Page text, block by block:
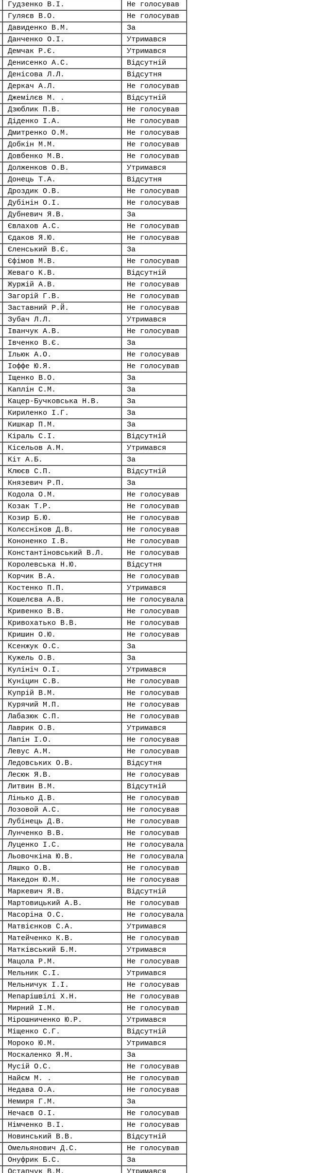
Гудзенко В.І.
Не голосував
Гуляєв В.О.
Не голосував
Давиденко В.М.
За
Данченко О.І.
Утримався
Демчак Р.Є.
Утримався
Денисенко А.С.
Відсутній
Денісова Л.Л.
Відсутня
Деркач А.Л.
Не голосував
Джемілєв М. .
Відсутній
Дзюблик П.В.
Не голосував
Діденко І.А.
Не голосував
Дмитренко О.М.
Не голосував
Добкін М.М.
Не голосував
Довбенко М.В.
Не голосував
Долженков О.В.
Утримався
Донець Т.А.
Відсутня
Дроздик О.В.
Не голосував
Дубінін О.І.
Не голосував
Дубневич Я.В.
За
Євлахов А.С.
Не голосував
Єдаков Я.Ю.
Не голосував
Єленський В.Є.
За
Єфімов М.В.
Не голосував
Жеваго К.В.
Відсутній
Журжій А.В.
Не голосував
Загорій Г.В.
Не голосував
Заставний Р.Й.
Не голосував
Зубач Л.Л.
Утримався
Іванчук А.В.
Не голосував
Івченко В.Є.
За
Ільюк А.О.
Не голосував
Іоффе Ю.Я.
Не голосував
Іщенко В.О.
За
Каплін С.М.
За
Кацер-Бучковська Н.В.
За
Кириленко І.Г.
За
Кишкар П.М.
За
Кіраль С.І.
Відсутній
Кісельов А.М.
Утримався
Кіт А.Б.
За
Клюєв С.П.
Відсутній
Князевич Р.П.
За
Кодола О.М.
Не голосував
Козак Т.Р.
Не голосував
Козир Б.Ю.
Не голосував
Колєсніков Д.В.
Не голосував
Кононенко І.В.
Не голосував
Константіновський В.Л.
Не голосував
Королевська Н.Ю.
Відсутня
Корчик В.А.
Не голосував
Костенко П.П.
Утримався
Кошелєва А.В.
Не голосувала
Кривенко В.В.
Не голосував
Кривохатько В.В.
Не голосував
Кришин О.Ю.
Не голосував
Ксенжук О.С.
За
Кужель О.В.
За
Кулініч О.І.
Утримався
Куніцин С.В.
Не голосував
Купрій В.М.
Не голосував
Курячий М.П.
Не голосував
Лабазюк С.П.
Не голосував
Лаврик О.В.
Утримався
Лапін І.О.
Не голосував
Левус А.М.
Не голосував
Ледовських О.В.
Відсутня
Лесюк Я.В.
Не голосував
Литвин В.М.
Відсутній
Лінько Д.В.
Не голосував
Лозовой А.С.
Не голосував
Лубінець Д.В.
Не голосував
Лунченко В.В.
Не голосував
Луценко І.С.
Не голосувала
Льовочкіна Ю.В.
Не голосувала
Ляшко О.В.
Не голосував
Македон Ю.М.
Не голосував
Маркевич Я.В.
Відсутній
Мартовицький А.В.
Не голосував
Масоріна О.С.
Не голосувала
Матвієнков С.А.
Утримався
Матейченко К.В.
Не голосував
Матківський Б.М.
Утримався
Мацола Р.М.
Не голосував
Мельник С.І.
Утримався
Мельничук І.І.
Не голосував
Мепарішвілі Х.Н.
Не голосував
Мирний І.М.
Не голосував
Мірошниченко Ю.Р.
Утримався
Міщенко С.Г.
Відсутній
Мороко Ю.М.
Утримався
Москаленко Я.М.
За
Мусій О.С.
Не голосував
Найєм М. .
Не голосував
Недава О.А.
Не голосував
Немиря Г.М.
За
Нечаєв О.І.
Не голосував
Німченко В.І.
Не голосував
Новинський В.В.
Відсутній
Омельянович Д.С.
Не голосував
Онуфрик Б.С.
За